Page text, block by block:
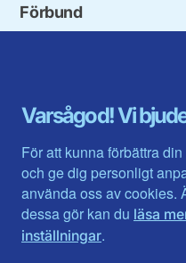
Varsågod! Vi
För att kunna förbättra
och ge dig personligt
använda oss av cookies.
dessa gör kan du läsa
inställningar.
Förbund
Gävleborg
Halland
Jämtlands län
Jönköpings län
Kalmar län
Kronobergs län
Norrbotten
Skåne län